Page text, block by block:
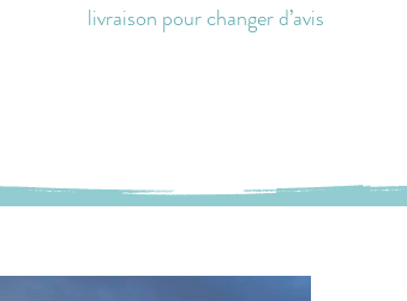
livraison pour changer d’avis